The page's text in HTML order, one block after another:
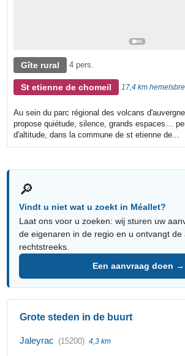
Gîte rural 4 pers.
St etienne de chomeil 17,4 km
Au sein du parc régional des volcans
propose quiétude, silence, grands espaces…
d'altitude, dans la commune de st etienne de...
🔎
Vindt u niet wat u zoekt in Méallet?
Laat ons voor u zoeken: wij sturen uw
de eigenaren in de regio en u ontvangt de
rechtstreeks.
Een aanvraag doen →
Grote steden in de buurt
Jaleyrac (15200) 4,3 km